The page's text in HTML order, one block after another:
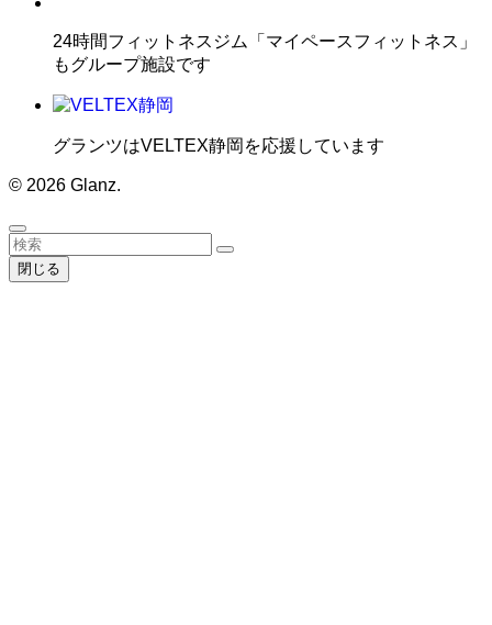
24時間フィットネスジム「マイペースフィットネス」
もグループ施設です
グランツはVELTEX静岡を応援しています
© 2026 Glanz.
閉じる